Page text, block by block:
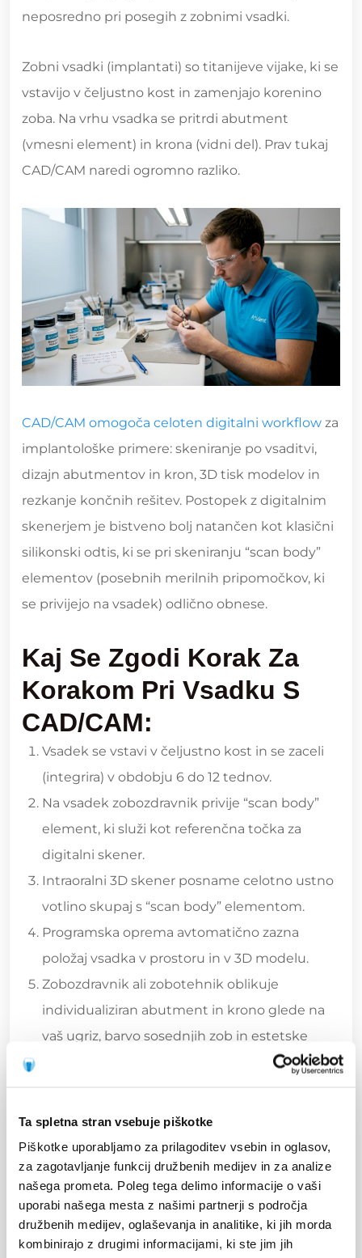
Ta spletna stran vsebuje piškotke
Piškotke uporabljamo za prilagoditev vsebin in oglasov,
za zagotavljanje funkcij družbenih medijev in za analize
našega prometa. Poleg tega delimo informacije o vaši
uporabi našega mesta z našimi partnerji s področja
družbenih medijev, oglaševanja in analitike, ki jih morda
kombinirajo z drugimi informacijami, ki ste jim jih
neposredno pri posegih z zobnimi vsadki.
Zobni vsadki (implantati) so titanijeve vijake, ki se
vstavijo v čeljustno kost in zamenjajo korenino
zoba. Na vrhu vsadka se pritrdi abutment
(vmesni element) in krona (vidni del). Prav tukaj
CAD/CAM naredi ogromno razliko.
CAD/CAM omogoča celoten digitalni workflow za
implantološke primere: skeniranje po vsaditvi,
dizajn abutmentov in kron, 3D tisk modelov in
rezkanje končnih rešitev. Postopek z digitalnim
skenerjem je bistveno bolj natančen kot klasični
silikonski odtis, ki se pri skeniranju “scan body”
elementov (posebnih merilnih pripomočkov, ki
se privijejo na vsadek) odlično obnese.
Kaj Se Zgodi Korak Za
Korakom Pri Vsadku S
CAD/CAM:
Vsadek se vstavi v čeljustno kost in se zaceli
(integrira) v obdobju 6 do 12 tednov.
Na vsadek zobozdravnik privije “scan body”
element, ki služi kot referenčna točka za
digitalni skener.
Intraoralni 3D skener posname celotno ustno
votlino skupaj s “scan body” elementom.
Programska oprema avtomatično zazna
položaj vsadka v prostoru in v 3D modelu.
Zobozdravnik ali zobotehnik oblikuje
individualiziran abutment in krono glede na
vaš ugriz, barvo sosednjih zob in estetske
keramičnega bloka z natančnostjo manjšo od
0,1 mm.
Krona se vstavi in pritrdi na vsadek brez
dodatnih prilagoditev.
Primerjajmo oba pristopa: